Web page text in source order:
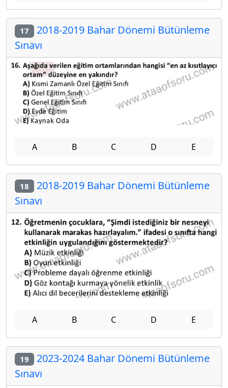
17 2018-2019 Bahar Dönemi Bütünleme
Sınavı
A B C D E
18 2018-2019 Bahar Dönemi Bütünleme
Sınavı
A B C D E
19 2023-2024 Bahar Dönemi Bütünleme
Sınavı